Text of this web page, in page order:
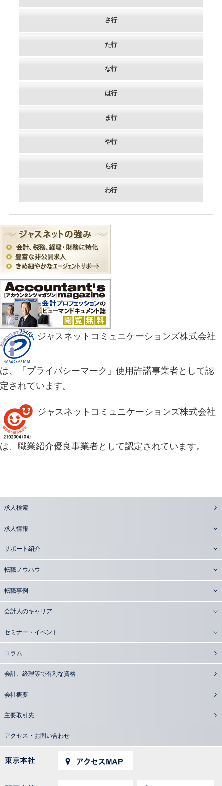
さ行
た行
な行
は行
ま行
や行
ら行
わ行
ジャスネットコミュニケーションズ株式会社
は、「プライバシーマーク」使用許諾事業者として認
定されています。
ジャスネットコミュニケーションズ株式会社
は、職業紹介優良事業者として認定されています。
求人検索
求人情報
サポート紹介
転職ノウハウ
転職事例
会計人のキャリア
セミナー・イベント
コラム
会計、経理等で有利な資格
会社概要
主要取引先
アクセス・お問い合わせ